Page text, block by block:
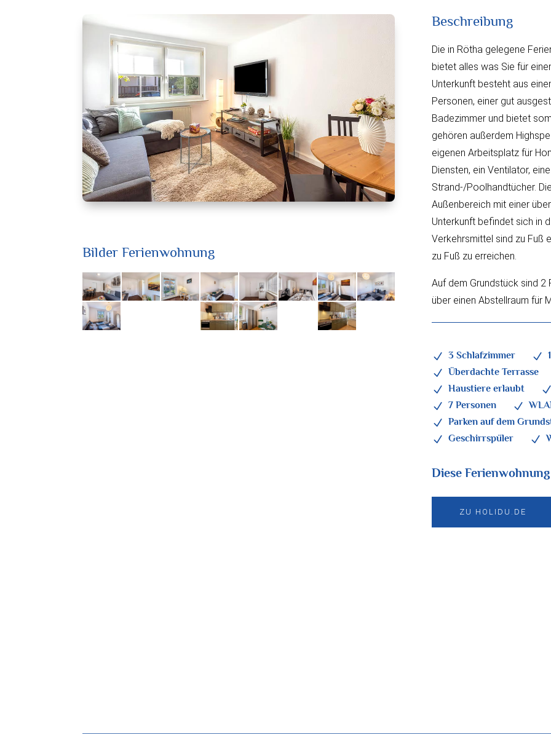
Bilder Ferienwohnung
Beschreibung
Die in Rötha gelegene
bietet alles was Sie für
Unterkunft besteht aus
Personen, einer gut
Badezimmer und bietet
gehören außerdem
eigenen Arbeitsplatz für
Diensten, ein Ventilator,
Strand-/Poolhandtücher.
Außenbereich mit einer
Unterkunft befindet sich in
Verkehrsmittel sind zu Fuß
zu Fuß zu erreichen.
Auf dem Grundstück sind
über einen Abstellraum für
N 3 Schlafzimmer N
N Überdachte Terrasse
N Haustiere erlaubt
N 7 Personen N
N Parken auf dem
N Geschirrspüler N
Diese
ZU HOLIDU.DE